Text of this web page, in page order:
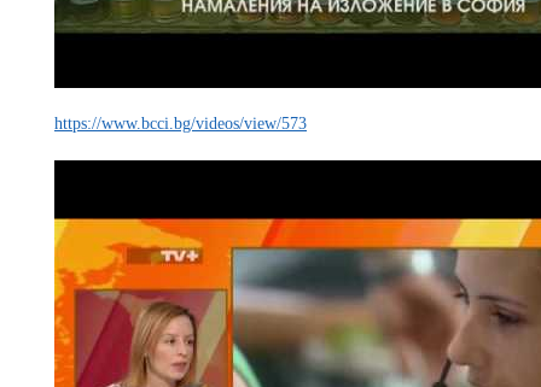
https://www.bcci.bg/videos/view/573